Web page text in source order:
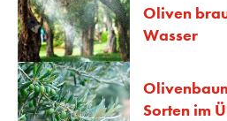
Oliven
Wasser
Sorten im